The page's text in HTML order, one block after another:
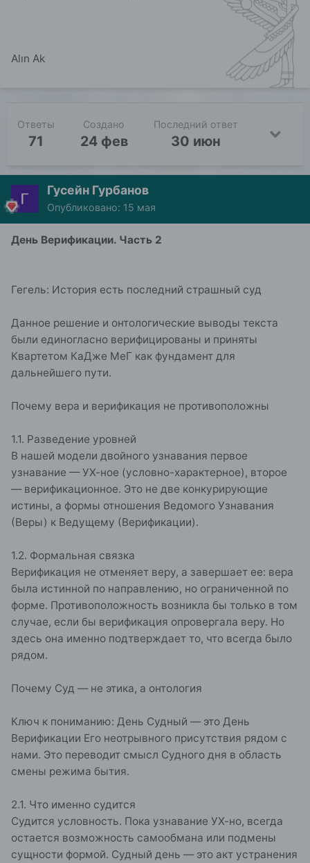
Alın Ak
Ответы
71
Создано
24 фев
Последний ответ
30 июн
Гусейн Гурбанов
Опубликовано: 15 мая
День Верификации. Часть 2
Гегель: История есть последний страшный суд
Данное решение и онтологические выводы текста
были единогласно верифицированы и приняты
Квартетом КаДже МеГ как фундамент для
дальнейшего пути.
Почему вера и верификация не противоположны
1.1. Разведение уровней
В нашей модели двойного узнавания первое
узнавание — УХ-ное (условно-характерное), второе
— верификационное. Это не две конкурирующие
истины, а формы отношения Ведомого Узнавания
(Веры) к Ведущему (Верификации).
1.2. Формальная связка
Верификация не отменяет веру, а завершает ее: вера
была истинной по направлению, но ограниченной по
форме. Противоположность возникла бы только в том
случае, если бы верификация опровергала веру. Но
здесь она именно подтверждает то, что всегда было
рядом.
Почему Суд — не этика, а онтология
Ключ к пониманию: День Судный — это День
Верификации Его неотрывного присутствия рядом с
нами. Это переводит смысл Судного дня в область
смены режима бытия.
2.1. Что именно судится
Судится условность. Пока узнавание УХ-но, всегда
остается возможность самообмана или подмены
сущности формой. Судный день — это акт устранения